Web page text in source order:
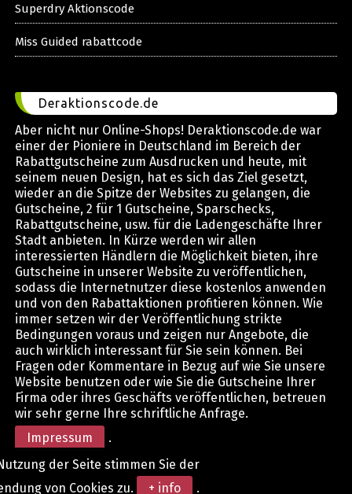
Superdry Aktionscode
Miss Guided rabattcode
Deraktionscode.de
Aber nicht nur Online-Shops! Deraktionscode.de war
einer der Pioniere in Deutschland im Bereich der
Rabattgutscheine zum Ausdrucken und heute, mit
seinem neuen Design, hat es sich das Ziel gesetzt,
wieder an die Spitze der Websites zu gelangen, die
Gutscheine, 2 für 1 Gutscheine, Sparschecks,
Rabattgutscheine, usw. für die Ladengeschäfte Ihrer
Stadt anbieten. In Kürze werden wir allen
interessierten Händlern die Möglichkeit bieten, ihre
Gutscheine in unserer Website zu veröffentlichen,
sodass die Internetnutzer diese kostenlos anwenden
und von den Rabattaktionen profitieren können. Wie
immer setzen wir der Veröffentlichung strikte
Bedingungen voraus und zeigen nur Angebote, die
auch wirklich interessant für Sie sein können. Bei
Fragen oder Kommentare in Bezug auf wie Sie unsere
Website benutzen oder wie Sie die Gutscheine Ihrer
Firma oder ihres Geschäfts veröffentlichen, betreuen
wir sehr gerne Ihre schriftliche Anfrage.
Impressum
.
der Seite stimmen Sie der
von Cookies zu.
+ info .